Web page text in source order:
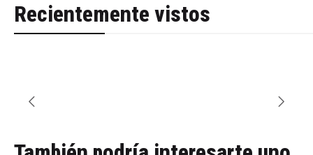
Recientemente vistos